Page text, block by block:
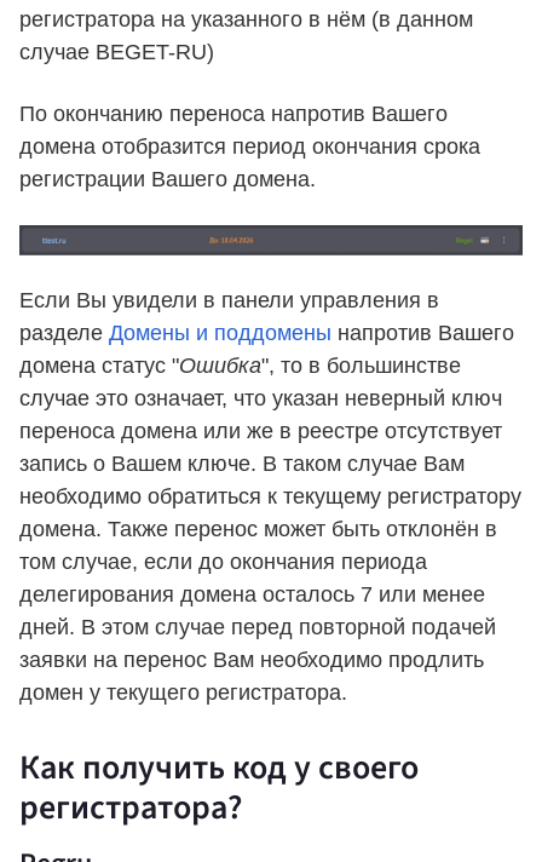
регистратора на указанного в нём (в данном
случае BEGET-RU)
По окончанию переноса напротив Вашего
домена отобразится период окончания срока
регистрации Вашего домена.
Если Вы увидели в панели управления в
разделе Домены и поддомены напротив Вашего
домена статус "Ошибка", то в большинстве
случае это означает, что указан неверный ключ
переноса домена или же в реестре отсутствует
запись о Вашем ключе. В таком случае Вам
необходимо обратиться к текущему регистратору
домена. Также перенос может быть отклонён в
том случае, если до окончания периода
делегирования домена осталось 7 или менее
дней. В этом случае перед повторной подачей
заявки на перенос Вам необходимо продлить
домен у текущего регистратора.
Как получить код у своего
регистратора?